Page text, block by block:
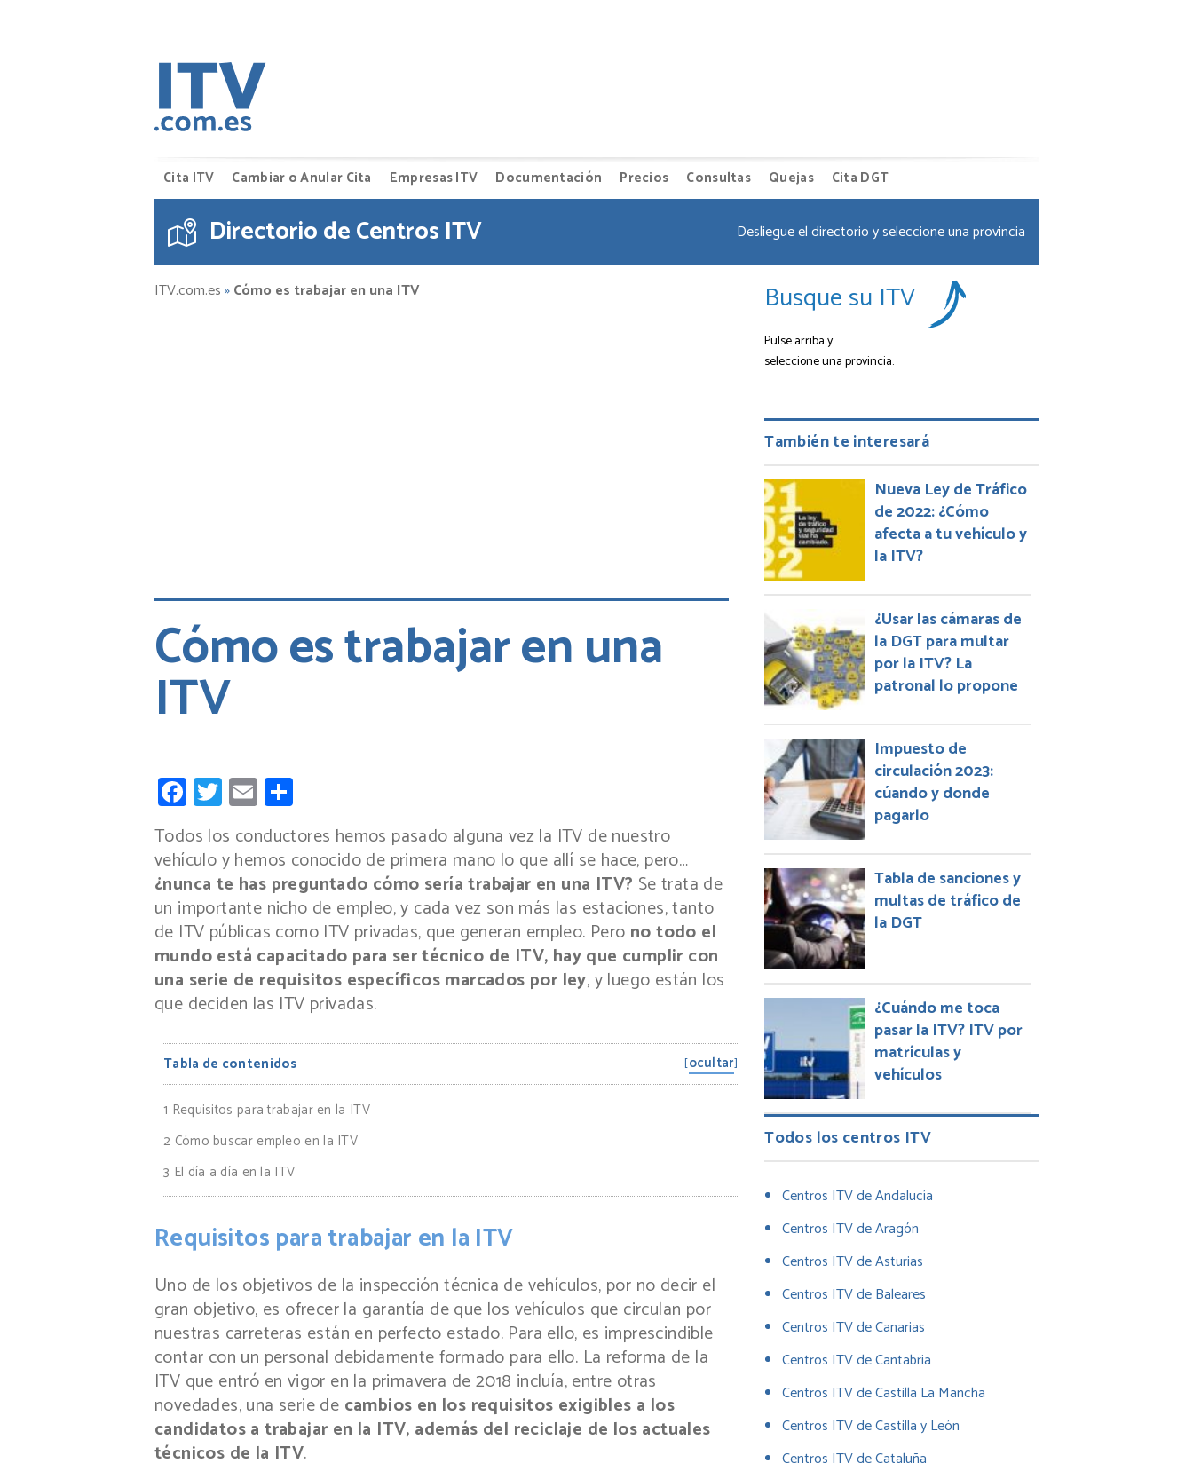
Cita ITV Cambiar o Anular Cita Empresas ITV Documentación Precios Consultas Quejas Cita DGT
Directorio de Centros ITV Desliegue el directorio y seleccione una provincia
ITV.com.es»Cómo es trabajar en una ITV
Cómo es trabajar en una
ITV
Facebook
Twitter
Email
Todos los conductores hemos pasado alguna vez la ITV de nuestro
vehículo y hemos conocido de primera mano lo que allí se hace, pero…
¿nunca te has preguntado cómo sería trabajar en una ITV? Se trata de
un importante nicho de empleo, y cada vez son más las estaciones, tanto
de ITV públicas como ITV privadas, que generan empleo. Pero no todo el
mundo está capacitado para ser técnico de ITV, hay que cumplir con
una serie de requisitos específicos marcados por ley, y luego están los
que deciden las ITV privadas.
Tabla de contenidos [ocultar]
1 Requisitos para trabajar en la ITV
2 Cómo buscar empleo en la ITV
3 El día a día en la ITV
Requisitos para trabajar en la ITV
Uno de los objetivos de la inspección técnica de vehículos, por no decir el
gran objetivo, es ofrecer la garantía de que los vehículos que circulan por
nuestras carreteras están en perfecto estado. Para ello, es imprescindible
contar con un personal debidamente formado para ello. La reforma de la
ITV que entró en vigor en la primavera de 2018 incluía, entre otras
novedades, una serie de cambios en los requisitos exigibles a los
candidatos a trabajar en la ITV, además del reciclaje de los actuales
técnicos de la ITV.
Busque su ITV
Pulse arriba y
seleccione una provincia.
También te interesará
Nueva Ley de Tráfico
de 2022: ¿Cómo
afecta a tu vehículo y
la ITV?
¿Usar las cámaras de
la DGT para multar
por la ITV? La
patronal lo propone
Impuesto de
circulación 2023:
cúando y donde
pagarlo
Tabla de sanciones y
multas de tráfico de
la DGT
¿Cuándo me toca
pasar la ITV? ITV por
matrículas y
vehículos
Todos los centros ITV
Centros ITV de Andalucía
Centros ITV de Aragón
Centros ITV de Asturias
Centros ITV de Baleares
Centros ITV de Canarias
Centros ITV de Cantabria
Centros ITV de Castilla La Mancha
Centros ITV de Castilla y León
Centros ITV de Cataluña